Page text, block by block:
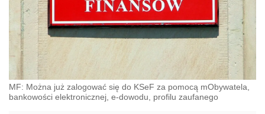
MF: Można już zalogować się do KSeF za pomocą mObywatela,
bankowości elektronicznej, e-dowodu, profilu zaufanego